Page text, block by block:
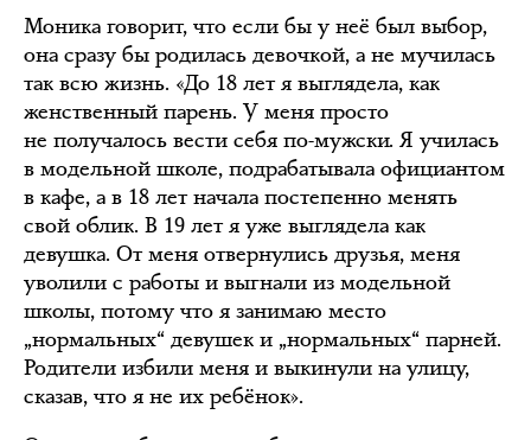
Моника говорит, что если бы у неё был выбор,
она сразу бы родилась девочкой, а не мучилась
так всю жизнь. «До 18 лет я выглядела, как
женственный парень. У меня просто
не получалось вести себя по-мужски. Я училась
в модельной школе, подрабатывала официантом
в кафе, а в 18 лет начала постепенно менять
свой облик. В 19 лет я уже выглядела как
девушка. От меня отвернулись друзья, меня
уволили с работы и выгнали из модельной
школы, потому что я занимаю место
„нормальных“ девушек и „нормальных“ парней.
Родители избили меня и выкинули на улицу,
сказав, что я не их ребёнок».